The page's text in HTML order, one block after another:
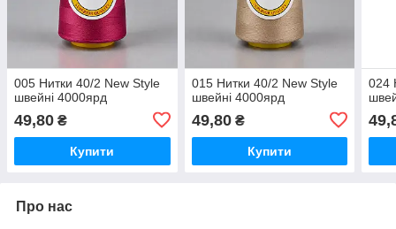
005 Нитки 40/2 New Style
швейні 4000ярд
49,80 ₴
Купити
015 Нитки 40/2 New Style
швейні 4000ярд
49,80₴
Купити
024
Про нас